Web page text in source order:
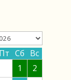
Пт Сб Вс
1
2